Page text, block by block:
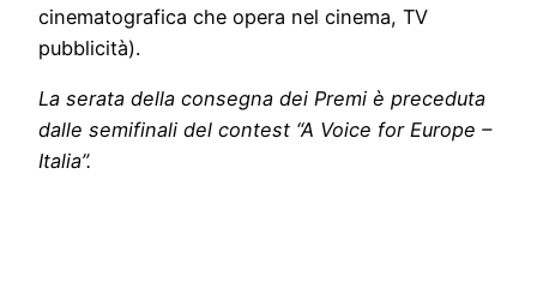
cinematografica che opera nel cinema, TV
pubblicità).
La serata della consegna dei Premi è preceduta
dalle semifinali del contest “A Voice for Europe –
Italia”.